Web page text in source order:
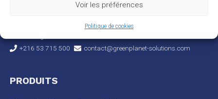
Voir les préférences
Politique de cookies
Résidence Dorret Carthage -Appt . E.1.6.C.1 -les jardins de
+216 53 715 500
contact@greenplanet-solutions.com
PRODUITS